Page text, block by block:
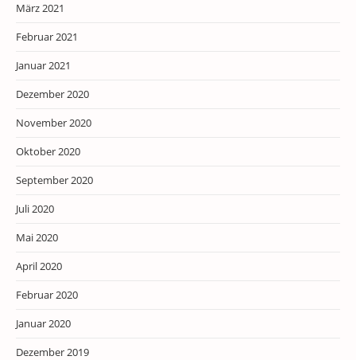
März 2021
Februar 2021
Januar 2021
Dezember 2020
November 2020
Oktober 2020
September 2020
Juli 2020
Mai 2020
April 2020
Februar 2020
Januar 2020
Dezember 2019